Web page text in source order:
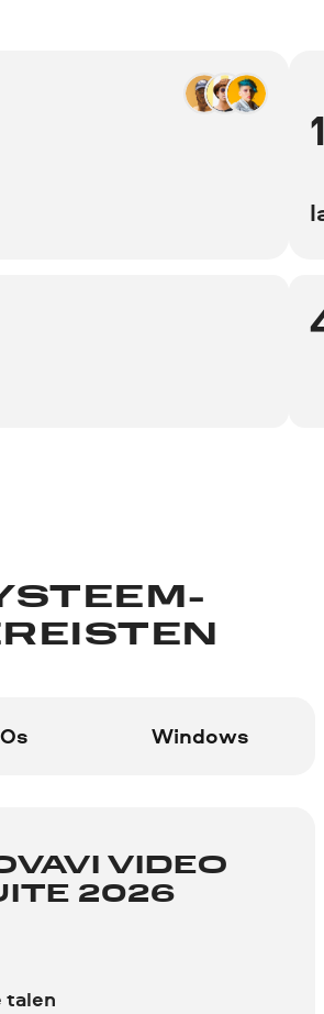
Windows
VIDEO
2026
talen